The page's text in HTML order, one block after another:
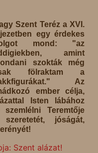
Szent Teréz a XVI.
egy érdekes
mond: "az
amint
szokták még
fölraktam a
Az
ember célja,
Isten lábához
Teremtője
jóságát,
Szent alázat!